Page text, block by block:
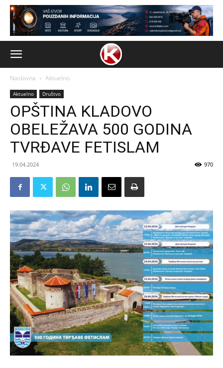
Naslovna Aktuelno
Aktuelno Društvo
OPŠTINA KLADOVO
OBELEŽAVA 500 GODINA
TVRĐAVE FETISLAM
19.04.2024 970